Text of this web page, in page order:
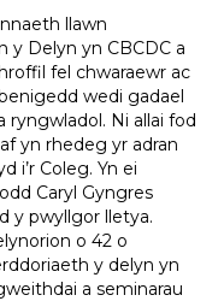
llawn
y Delyn yn CBCDC a
fel chwaraewr ac
wedi gadael
ryngwladol. Ni allai fod
yn rhedeg yr adran
i’r Coleg. Yn ei
Caryl Gyngres
y pwyllgor lletya.
o 42 o
y delyn yn
a seminarau